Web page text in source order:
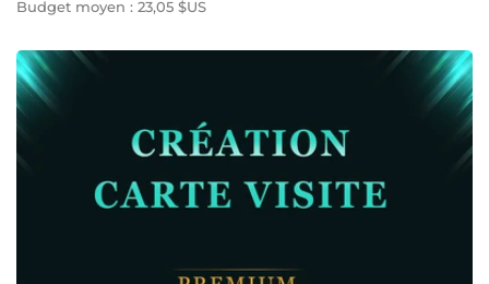
Budget moyen : 23,05 $US